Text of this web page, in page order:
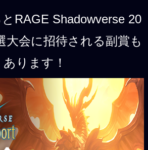
とRAGE Shadowverse 20
大会に招待される副賞も
あります！